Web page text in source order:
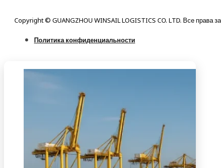
Copyright © GUANGZHOU WINSAIL LOGISTICS CO. LTD. Все права
Политика конфиденциальности